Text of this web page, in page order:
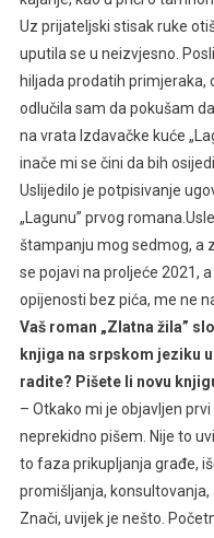
Uz prijateljski stisak ruke
uputila se u neizvjesno.
hiljada prodatih primjeraka,
odlučila sam da pokušam
na vrata Izdavačke kuće
inače mi se čini da bih
Uslijedilo je potpisivanje
„Lagunu” prvog
štampanju mog sedmog, a
se pojavi na proljeće 2021,
opijenosti bez pića, me ne
Vaš roman „Zlatna žila”
knjiga na srpskom jeziku
radite? Pišete li novu
– Otkako mi je objavljen
neprekidno pišem. Nije to
to faza prikupljanja građe,
promišljanja, konsultovanja,
Znači, uvijek je nešto.